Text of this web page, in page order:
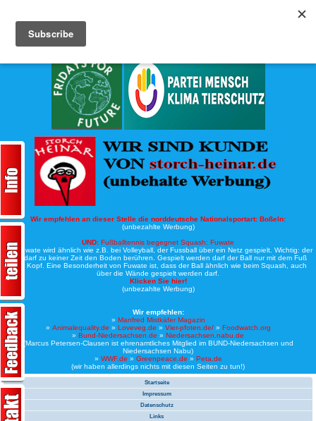
Wir empfehlen an dieser Stelle die norddeutsche Nationalsportart: Boßeln:
(unbezahlte Werbung)
UND: Fußballtennis begegnet Squash: Fuwate
Bei Fuwate wird ähnlich wie z.B. bei Volleyball, der Fussball über ein Netz gespielt. Wichtig: der
Ball darf zu keiner Zeit den Boden berühren. Gespielt werden darf der Ball nur mit dem Fuß
oder Kopf. Eine Besonderheit von Fuwate ist, dass der Ball ähnlich wie beim Squash, auch
über die Wände gespielt werden darf.
Klicken Sie hier!
(unbezahlte Werbung)
Wir empfehlen:
» Manfred Mistkäfer Magazin
» Animalequality.de » Loveveg.de » Vier-pfoten.de/» Foodwatch.org
» Bund-Niedersachsen.de » Niedersachsen.nabu.de
(Marcus Petersen-Clausen ist ehrenamtliches Mitglied im BUND-Niedersachsen und
Niedersachsen Nabu)
» WWF.de » Greenpeace.de » Peta.de
(wir haben allerdings nichts mit diesen Seiten zu tun!)
Startseite
Impressum
Datenschutz
Links